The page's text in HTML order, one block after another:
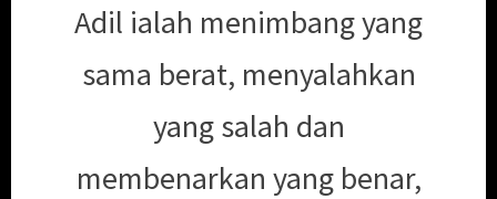
Adil ialah menimbang yang
sama berat, menyalahkan
yang salah dan
membenarkan yang benar,